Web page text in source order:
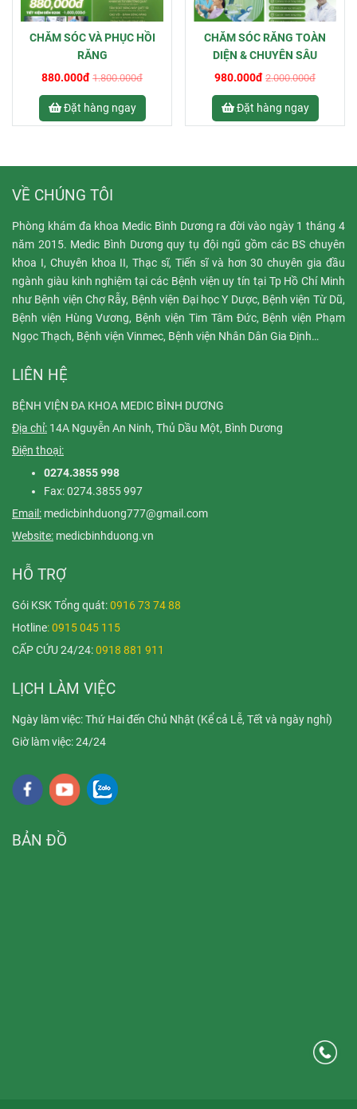
CHĂM SÓC VÀ PHỤC HỒI
RĂNG
880.000đ 1.800.000đ
Đặt hàng ngay
CHĂM SÓC RĂNG TOÀN
DIỆN & CHUYÊN SÂU
980.000đ 2.000.000đ
Đặt hàng ngay
VỀ CHÚNG TÔI
Phòng khám đa khoa Medic Bình Dương ra đời vào ngày 1 tháng 4
năm 2015. Medic Bình Dương quy tụ đội ngũ gồm các BS chuyên
khoa I, Chuyên khoa II, Thạc sĩ, Tiến sĩ và hơn 30 chuyên gia đầu
ngành giàu kinh nghiệm tại các Bệnh viện uy tín tại Tp Hồ Chí Minh
như Bệnh viện Chợ Rẫy, Bệnh viện Đại học Y Dược, Bệnh viện Từ Dũ,
Bệnh viện Hùng Vương, Bệnh viện Tim Tâm Đức, Bệnh viện Phạm
Ngọc Thạch, Bệnh viện Vinmec, Bệnh viện Nhân Dân Gia Định…
LIÊN HỆ
BỆNH VIỆN ĐA KHOA MEDIC BÌNH DƯƠNG
Địa chỉ: 14A Nguyễn An Ninh, Thủ Dầu Một, Bình Dương
Điện thoại:
0274.3855 998
Fax: 0274.3855 997
Email: medicbinhduong777@gmail.com
Website: medicbinhduong.vn
HỖ TRỢ
Gói KSK Tổng quát:0916 73 74 88
Hotline: 0915 045 115
CẤP CỨU 24/24:0918 881 911
LỊCH LÀM VIỆC
Ngày làm việc: Thứ Hai đến Chủ Nhật (Kể cả Lễ, Tết và ngày nghỉ)
Giờ làm việc: 24/24
BẢN ĐỒ